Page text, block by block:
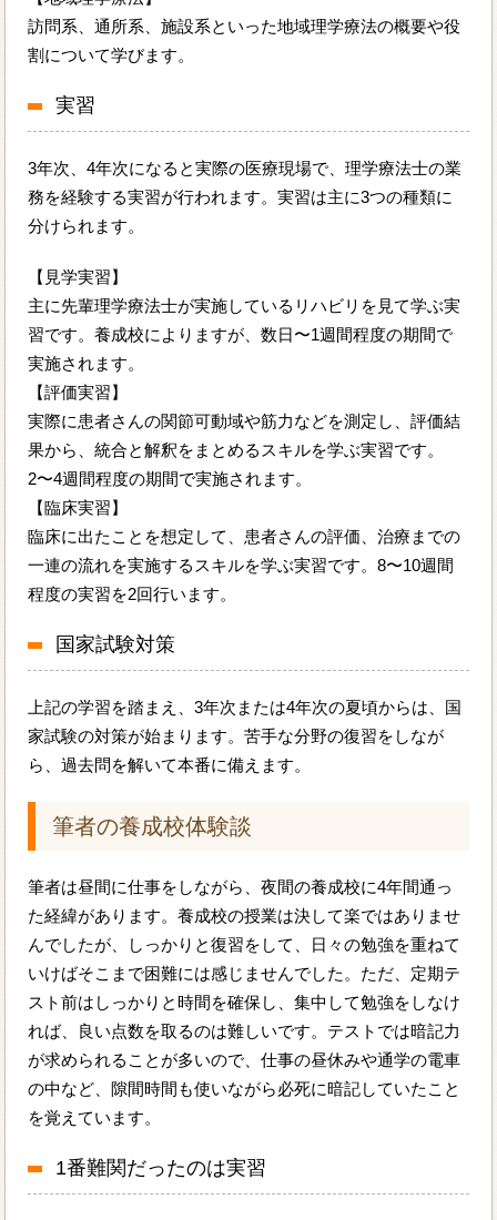
訪問系、通所系、施設系といった地域理学療法の概要や役
割について学びます。
実習
3年次、4年次になると実際の医療現場で、理学療法士の業
務を経験する実習が行われます。実習は主に3つの種類に
分けられます。
【見学実習】
主に先輩理学療法士が実施しているリハビリを見て学ぶ実
習です。養成校によりますが、数日〜1週間程度の期間で
実施されます。
【評価実習】
実際に患者さんの関節可動域や筋力などを測定し、評価結
果から、統合と解釈をまとめるスキルを学ぶ実習です。
2〜4週間程度の期間で実施されます。
【臨床実習】
臨床に出たことを想定して、患者さんの評価、治療までの
一連の流れを実施するスキルを学ぶ実習です。8〜10週間
程度の実習を2回行います。
国家試験対策
上記の学習を踏まえ、3年次または4年次の夏頃からは、国
家試験の対策が始まります。苦手な分野の復習をしなが
ら、過去問を解いて本番に備えます。
筆者の養成校体験談
筆者は昼間に仕事をしながら、夜間の養成校に4年間通っ
た経緯があります。養成校の授業は決して楽ではありませ
んでしたが、しっかりと復習をして、日々の勉強を重ねて
いけばそこまで困難には感じませんでした。ただ、定期テ
スト前はしっかりと時間を確保し、集中して勉強をしなけ
れば、良い点数を取るのは難しいです。テストでは暗記力
が求められることが多いので、仕事の昼休みや通学の電車
の中など、隙間時間も使いながら必死に暗記していたこと
を覚えています。
1番難関だったのは実習